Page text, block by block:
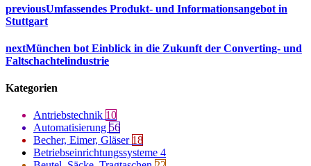
previousUmfassendes Produkt- und Informationsangebot in
Stuttgart
nextMünchen bot Einblick in die Zukunft der Converting- und
Faltschachtelindustrie
Kategorien
Antriebstechnik 10
Automatisierung 56
Becher, Eimer, Gläser 18
Betriebseinrichtungssysteme 4